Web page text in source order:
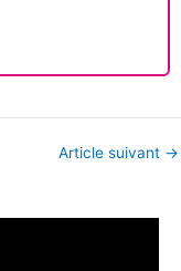
Article suivant →